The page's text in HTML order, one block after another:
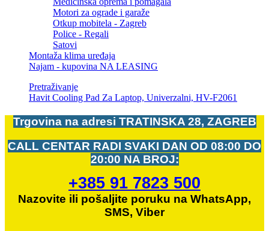
Motori za ograde i garaže
Otkup mobitela - Zagreb
Police - Regali
Satovi
Montaža klima uređaja
Najam - kupovina NA LEASING
Pretraživanje
Havit Cooling Pad Za Laptop, Univerzalni, HV-F2061
Trgovina na adresi TRATINSKA 28, ZAGREB
CALL CENTAR RADI SVAKI DAN OD 08:00 DO
20:00 NA BROJ:
+385 91 7823 500
Nazovite ili pošaljite poruku na WhatsApp,
SMS, Viber